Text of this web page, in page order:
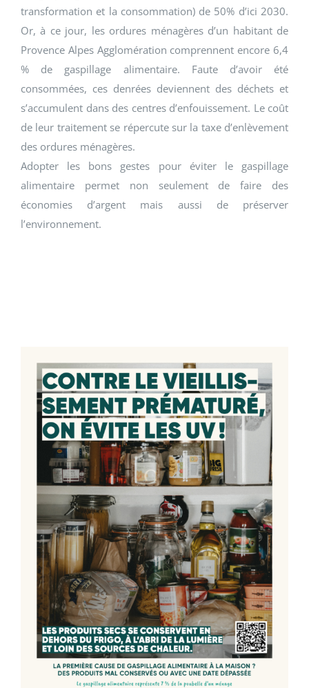
transformation et la consommation) de 50% d’ici 2030.
Or, à ce jour, les ordures ménagères d’un habitant de
Provence Alpes Agglomération comprennent encore 6,4
% de gaspillage alimentaire. Faute d’avoir été
consommées, ces denrées deviennent des déchets et
s’accumulent dans des centres d’enfouissement. Le coût
de leur traitement se répercute sur la taxe d’enlèvement
des ordures ménagères.
Adopter les bons gestes pour éviter le gaspillage
alimentaire permet non seulement de faire des
économies d’argent mais aussi de préserver
l’environnement.